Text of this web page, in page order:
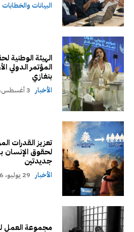
البيانات والخطابات
الهيئة الوطنية
المؤتمر الدولي
بنغازي
الأخبار 3 أغسطس، 2026
تعزيز القدرات
لحقوق الإنسان
جديدتين
الأخبار 29 يوليو، 2026
مجموعة العمل